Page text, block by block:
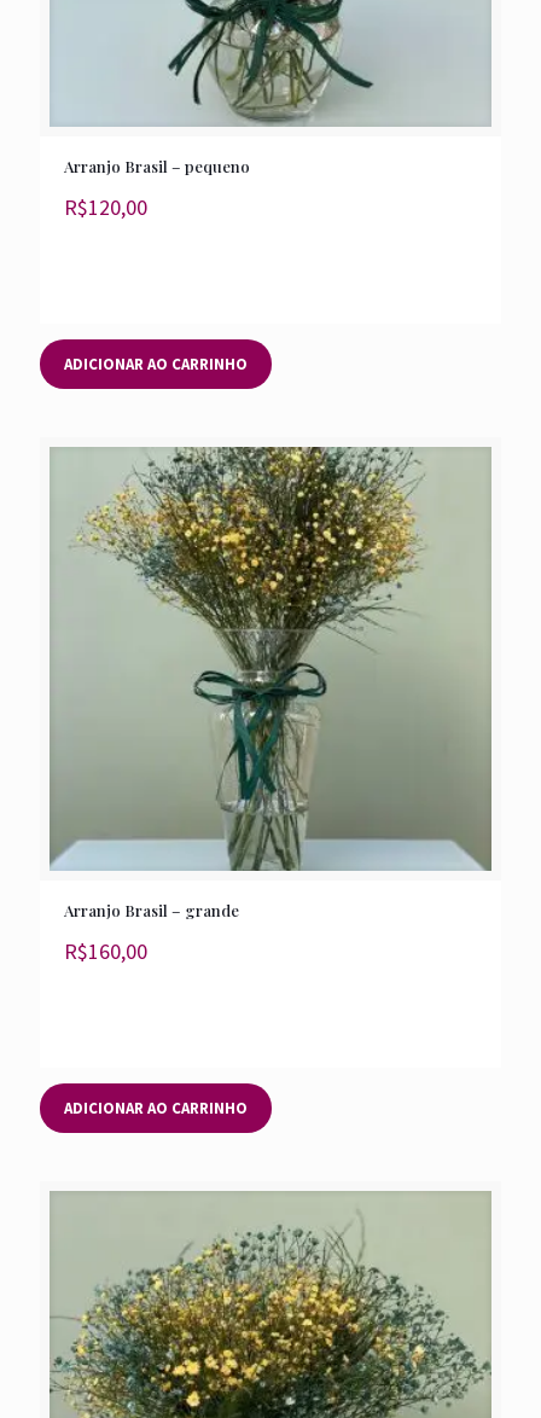
Arranjo Brasil – pequeno
R$120,00
ADICIONAR AO CARRINHO
Arranjo Brasil – grande
R$160,00
ADICIONAR AO CARRINHO